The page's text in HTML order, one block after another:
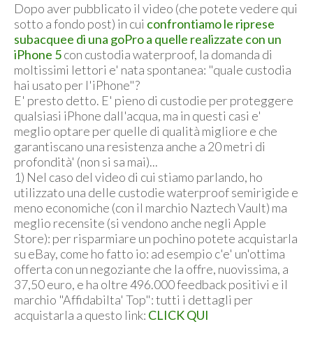
Dopo aver pubblicato il video (che potete vedere qui
sotto a fondo post) in cui confrontiamo le riprese
subacquee di una goPro a quelle realizzate con un
iPhone 5con custodia waterproof, la domanda di
moltissimi lettori e' nata spontanea: "quale custodia
hai usato per l'iPhone"?
E' presto detto. E' pieno di custodie per proteggere
qualsiasi iPhone dall'acqua, ma in questi casi e'
meglio optare per quelle di qualità migliore e che
garantiscano una resistenza anche a 20 metri di
profondità' (non si sa mai)...
1) Nel caso del video di cui stiamo parlando, ho
utilizzato una delle custodie waterproof semirigide e
meno economiche (con il marchio Naztech Vault) ma
meglio recensite (si vendono anche negli Apple
Store): per risparmiare un pochino potete acquistarla
su eBay, come ho fatto io: ad esempio c'e' un'ottima
offerta con un negoziante che la offre, nuovissima, a
37,50 euro, e ha oltre 496.000 feedback positivi e il
marchio "Affidabilta' Top": tutti i dettagli per
acquistarla a questo link: CLICK QUI